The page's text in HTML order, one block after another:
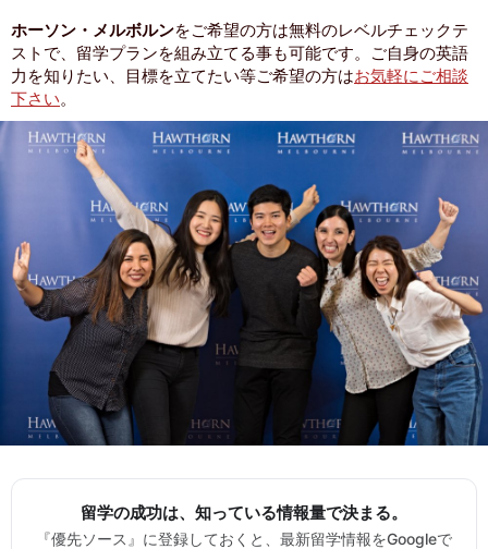
ホーソン・メルボルンをご希望の方は無料のレベルチェックテ
ストで、留学プランを組み立てる事も可能です。ご自身の英語
力を知りたい、目標を立てたい等ご希望の方はお気軽にご相談
下さい。
留学の成功は、知っている情報量で決まる。
『優先ソース』に登録しておくと、最新留学情報をGoogleで